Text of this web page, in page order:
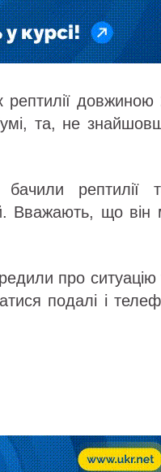
рептилії
та, не
бачили рептилії
Вважають, що він
про ситуацію
подалі і